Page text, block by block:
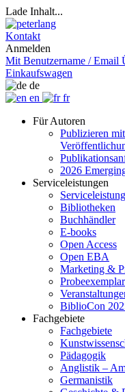
Lade Inhalt...
Kontakt
Anmelden
Mit Benutzername / Email
Einkaufswagen
de
en
fr
Für Autoren
Publizieren
2026
Serviceleistungen
Bibliotheken
Buchhändler
E-books
Open Access
Open EBA
Marketing &
BiblioCon
Fachgebiete
Fachgebiete
Pädagogik
Anglistik –
Germanistik